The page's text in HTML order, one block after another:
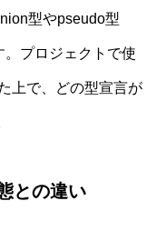
型やpseudo型
。プロジェクトで使
上で、どの型宣言が
との違い